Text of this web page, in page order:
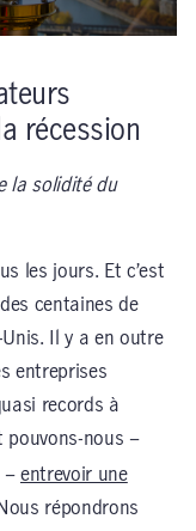
récession
la solidité du
les jours. Et c’est
centaines de
Il y a en outre
entreprises
records à
pouvons-nous –
– entrevoir une
répondrons